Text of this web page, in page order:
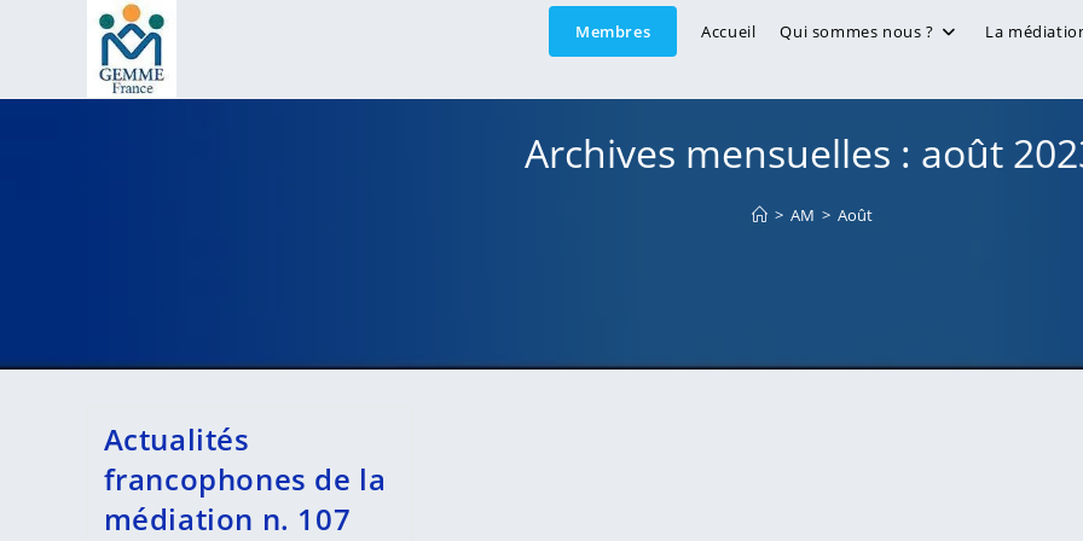
Membres Accueil Qui sommes nous ? La
Archives mensuelles : août
> AM > Août
Actualités
francophones de la
médiation n. 107